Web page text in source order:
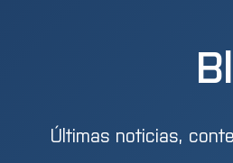
Últimas noticias,